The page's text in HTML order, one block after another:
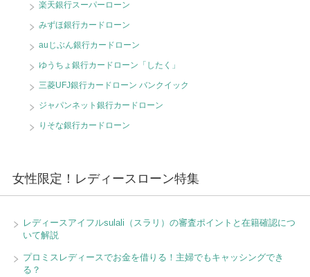
楽天銀行スーパーローン
みずほ銀行カードローン
auじぶん銀行カードローン
ゆうちょ銀行カードローン「したく」
三菱UFJ銀行カードローン バンクイック
ジャパンネット銀行カードローン
りそな銀行カードローン
女性限定！レディースローン特集
レディースアイフルsulali（スラリ）の審査ポイントと在籍確認につ
いて解説
プロミスレディースでお金を借りる！主婦でもキャッシングでき
る？